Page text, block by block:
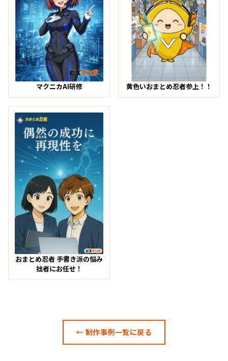
マクニカAI研修 黄色いおまとめ忍者参上！！
おまとめ忍者 手書き派の悩み
拙者にお任せ！
← 制作事例一覧に戻る